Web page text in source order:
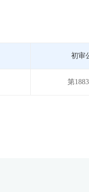
初审
第